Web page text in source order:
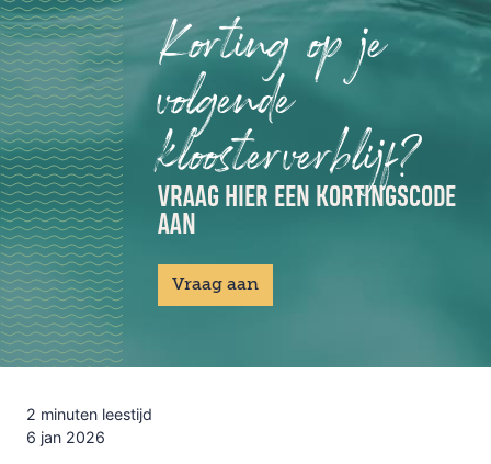
Korting op je
volgende
kloosterverblijf?
VRAAG HIER EEN KORTINGSCODE
AAN
Vraag aan
2 minuten leestijd
6 jan 2026